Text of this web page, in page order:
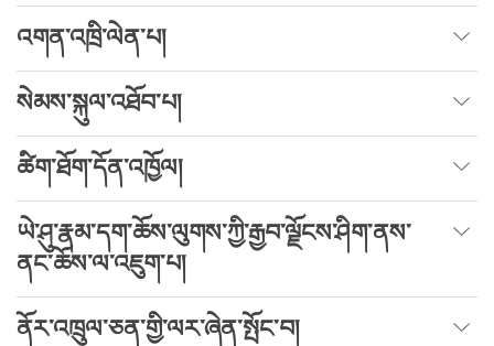
འགན་འཁྲི་ལེན་པ།
སེམས་སྐུལ་འཐོབ་པ།
ཚིག་ཐོག་དོན་འཁྱོལ།
ཡེ་ཤུ་རྣམ་དག་ཆོས་ལུགས་ཀྱི་རྒྱབ་ལྗོངས་ཤིག་ནས་
ནང་ཆོས་ལ་འཇུག་པ།
ནོར་འཁྲུལ་ཅན་གྱི་ལར་ཞེན་སྤོང་བ།